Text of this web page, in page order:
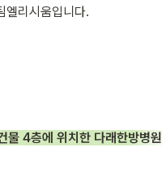
엘리시움입니다.
물 4층에 위치한 다래한방병원